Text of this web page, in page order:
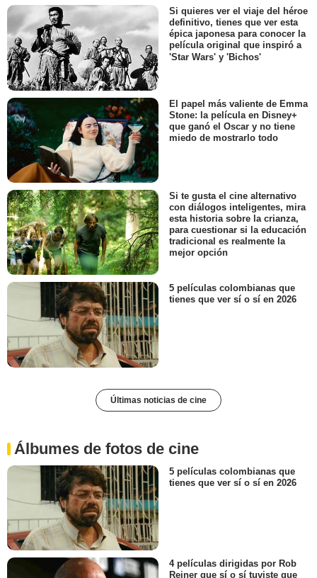
Si quieres ver el viaje del héroe
definitivo, tienes que ver esta
épica japonesa para conocer la
película original que inspiró a
'Star Wars' y 'Bichos'
El papel más valiente de Emma
Stone: la película en Disney+
que ganó el Oscar y no tiene
miedo de mostrarlo todo
Si te gusta el cine alternativo
con diálogos inteligentes, mira
esta historia sobre la crianza,
para cuestionar si la educación
tradicional es realmente la
mejor opción
5 películas colombianas que
tienes que ver sí o sí en 2026
Últimas noticias de cine
Álbumes de fotos de cine
5 películas colombianas que
tienes que ver sí o sí en 2026
4 películas dirigidas por Rob
Reiner que sí o sí tuviste que